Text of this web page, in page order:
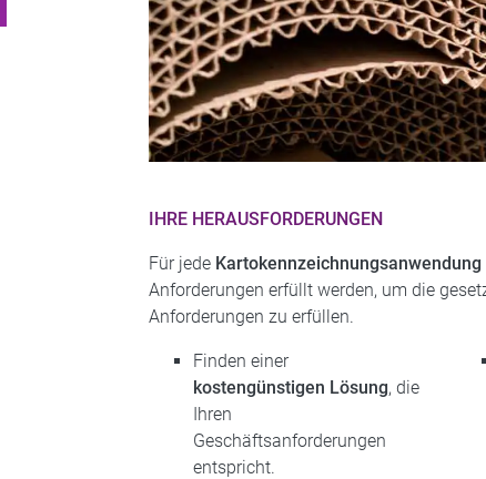
IHRE HERAUSFORDERUNGEN
Für jede Kartokennzeichnungsanwendung
Anforderungen erfüllt werden, um die
Anforderungen zu erfüllen.
Finden einer
kostengünstigen Lösung, die
Ihren
Geschäftsanforderungen
entspricht.